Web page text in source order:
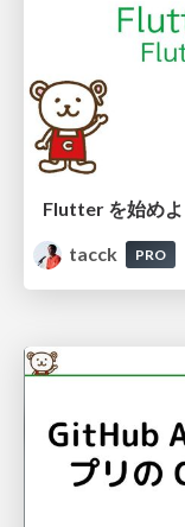
Flutter を始め
tacck
PRO